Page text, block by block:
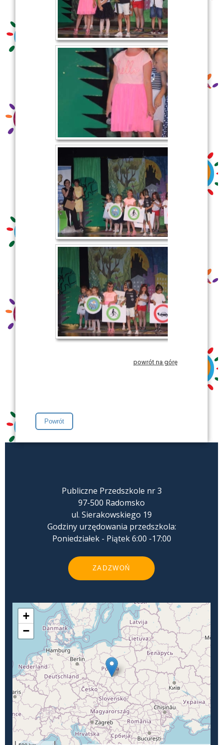
powrót na górę
Publiczne Przedszkole nr 3
97-500 Radomsko
ul. Sierakowskiego 19
Godziny urzędowania przedszkola:
Poniedziałek - Piątek 6:00 -17:00
ZADZWOŃ
+
−